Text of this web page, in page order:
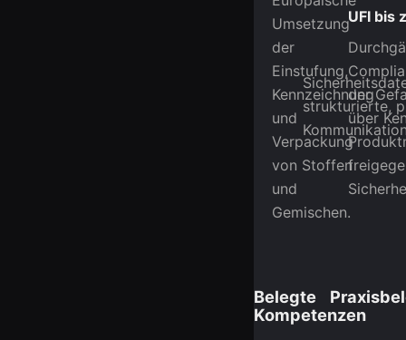
Umsetzung
der
Einstufung,
Kennzeichnung
und
Verpackung
von Stoffen
und
Gemischen.
strukturierte,
UFI bis
der
über
Belegte
Kompetenzen